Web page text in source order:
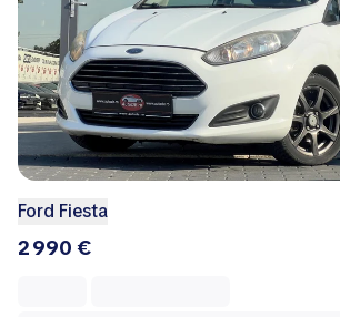
Ford Fiesta
2 990 €